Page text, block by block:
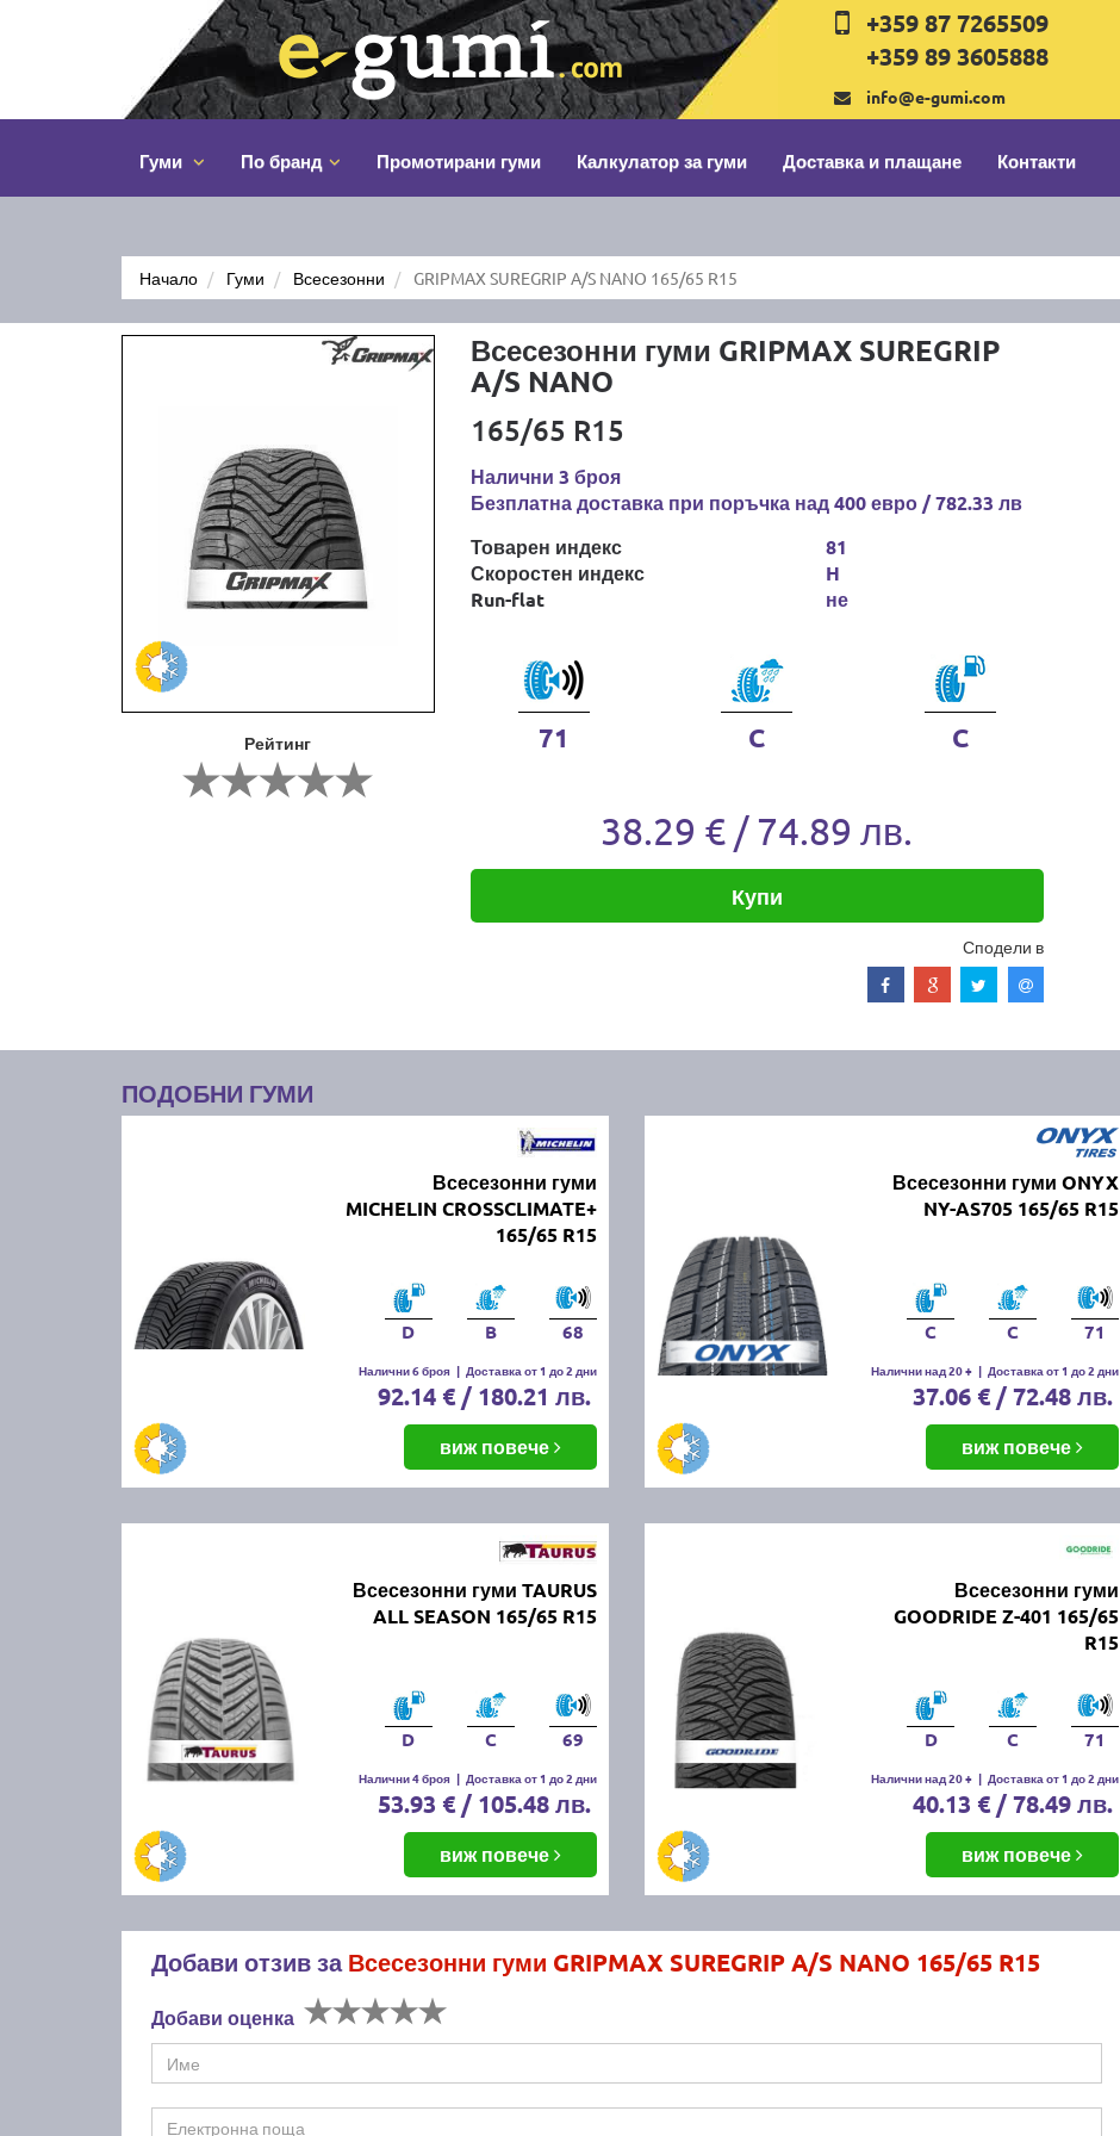
+359 87 7265509
+359 89 3605888
info@e-gumi.com
Гуми По бранд Промотирани гуми Калкулатор за гуми Доставка и плащане Контакти
Начало Гуми Всесезонни GRIPMAX SUREGRIP A/S NANO 165/65 R15
Рейтинг
Всесезонни гуми GRIPMAX SUREGRIP
A/S NANO
165/65 R15
Налични 3 броя
Безплатна доставка при поръчка над 400 евро / 782.33 лв
Товарен индекс
Скоростен индекс
Run-flat
81
H
не
71 C C
38.29 € / 74.89 лв.
Купи
Сподели в
ПОДОБНИ ГУМИ
Всесезонни гуми
MICHELIN CROSSCLIMATE+
165/65 R15
D B 68
Налични 6 броя | Доставка от 1 до 2 дни
92.14 € / 180.21 лв.
виж повече
Всесезонни гуми ONYX
NY-AS705 165/65 R15
C C 71
Налични над 20 + | Доставка от 1 до 2 дни
37.06 € / 72.48 лв.
виж повече
Всесезонни гуми TAURUS
ALL SEASON 165/65 R15
D C 69
Налични 4 броя | Доставка от 1 до 2 дни
53.93 € / 105.48 лв.
виж повече
Всесезонни гуми
GOODRIDE Z-401 165/65
R15
D C 71
Налични над 20 + | Доставка от 1 до 2 дни
40.13 € / 78.49 лв.
виж повече
Добави отзив заВсесезонни гуми GRIPMAX SUREGRIP A/S NANO 165/65 R15
Добави оценка